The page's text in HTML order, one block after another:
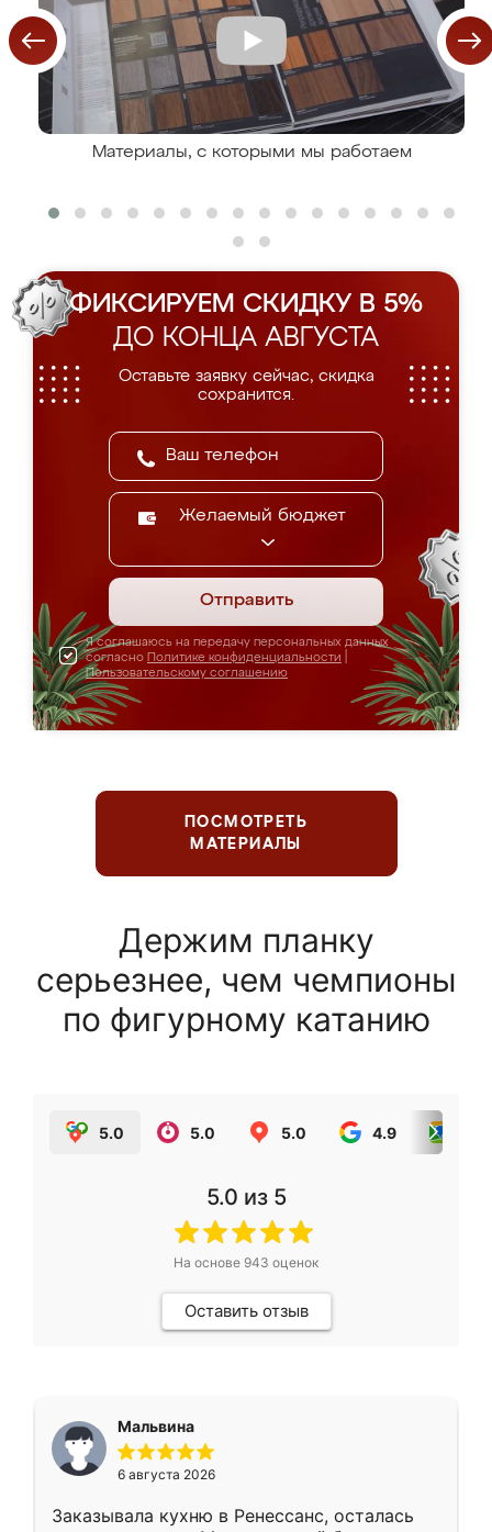
Материалы, с которыми мы работаем
ФИКСИРУЕМ СКИДКУ В 5%
ДО КОНЦА АВГУСТА
Оставьте заявку сейчас, скидка
сохранится.
Желаемый бюджет
Отправить
Я соглашаюсь на передачу персональных данных
согласно Политике конфиденциальности
Пользовательскому соглашению
ПОСМОТРЕТЬ
МАТЕРИАЛЫ
Держим планку
серьезнее, чем чемпионы
по фигурному катанию
5.0 5.0 5.0 4.9
5.0 из 5
На основе 943 оценок
Оставить отзыв
Мальвина
6 августа 2026
Заказывала кухню в Ренессанс, осталась